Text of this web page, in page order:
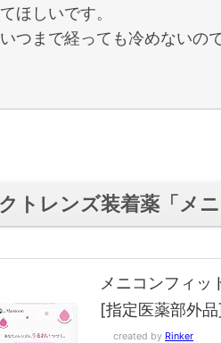
ほしいです。
つまで経っても冷めないの
トレンズ装着薬「メニ
メニコンフィッ
[指定医薬部外
created by Rinker